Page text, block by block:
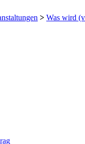
> Was wird